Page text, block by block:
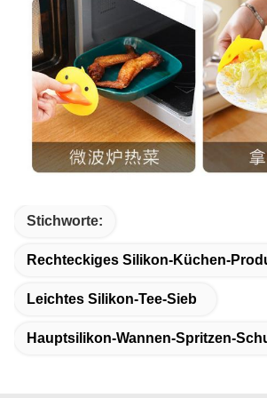
Stichworte:
Rechteckiges Silikon-Küchen-
Leichtes Silikon-Tee-Sieb
Hauptsilikon-Wannen-Spritzen-